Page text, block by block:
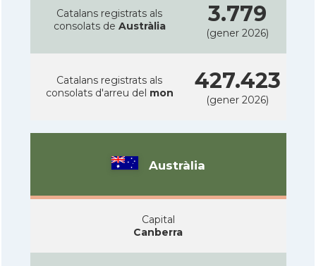
Catalans registrats als
consolats de Austràlia 3.779
(gener 2026)
Catalans registrats als
consolats d'arreu del mon 427.423
(gener 2026)
Austràlia
Capital
Canberra